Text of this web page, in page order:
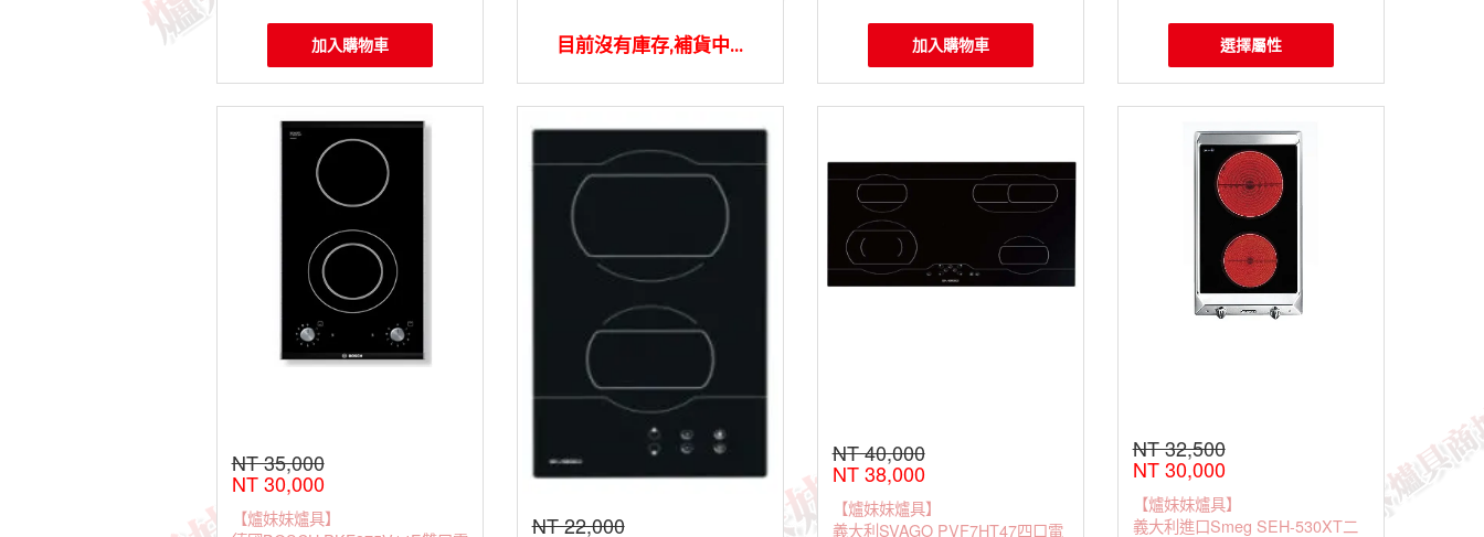
加入購物車 目前沒有庫存,補貨中... 加入購物車 選擇屬性
NT 35,000
NT 30,000
【爐妹妹爐具】
NT 22,000
NT 40,000
NT 38,000
【爐妹妹爐具】
義大利SVAGO PVF7HT47四口電
NT 32,500
NT 30,000
【爐妹妹爐具】
義大利進口Smeg SEH-530XT二